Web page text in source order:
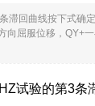
回曲线按下式确
屈服位移，QY+
试验的第3条